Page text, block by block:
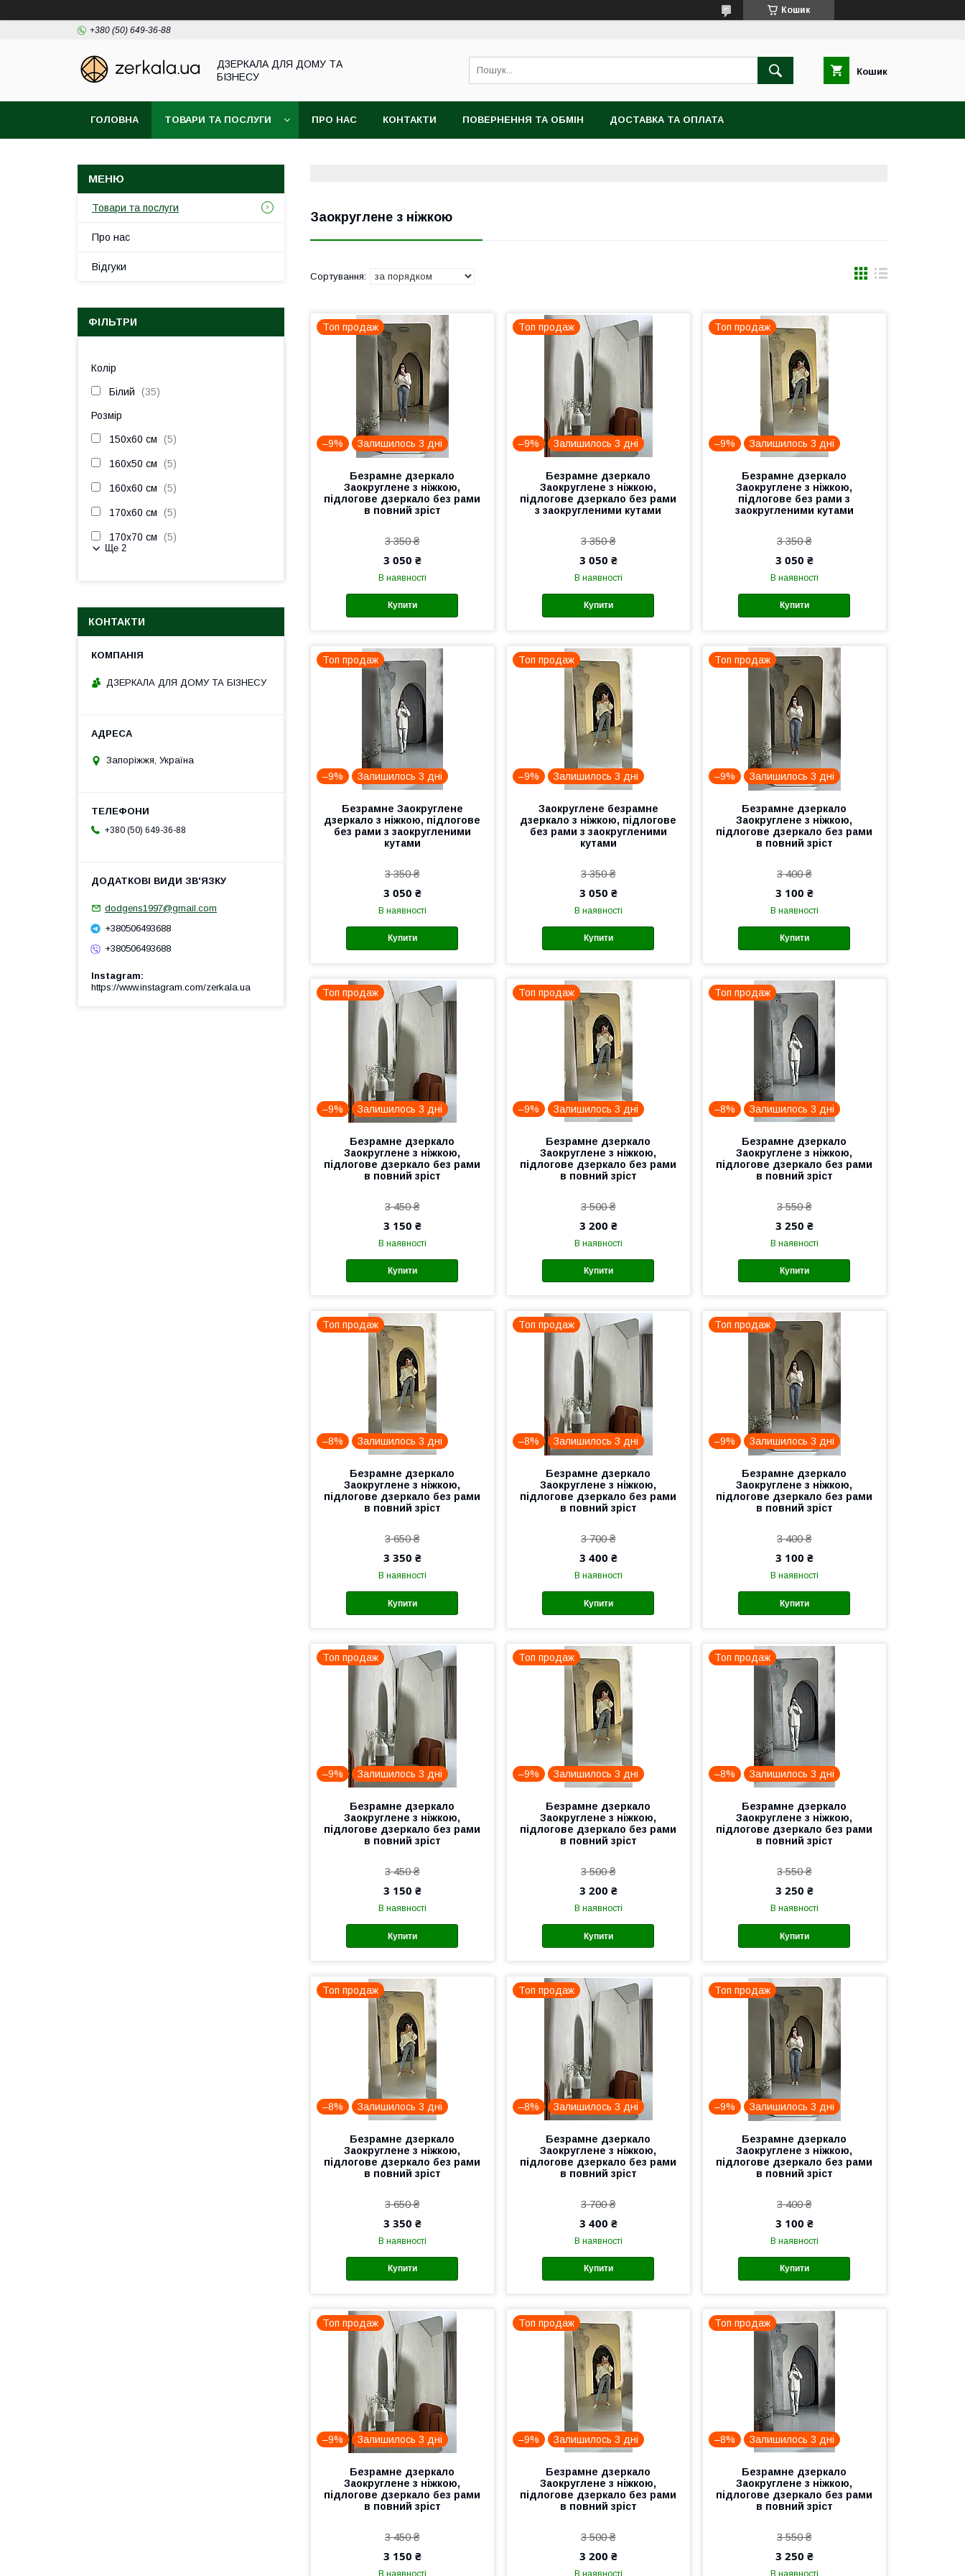
Кошик
+380 (50) 649-36-88
ДЗЕРКАЛА ДЛЯ ДОМУ ТА
БІЗНЕСУ
Кошик
ГОЛОВНА ТОВАРИ ТА ПОСЛУГИ ПРО НАС КОНТАКТИ ПОВЕРНЕННЯ ТА ОБМІН ДОСТАВКА ТА ОПЛАТА
Заокруглене з ніжкою
Топ продаж
–9% Залишилось 3 дні
Безрамне дзеркало
Заокруглене з ніжкою,
підлогове дзеркало без рами
в повний зріст
3 350 ₴
3 050 ₴
В наявності
Купити
Топ продаж
–9% Залишилось 3 дні
Безрамне дзеркало
Заокруглене з ніжкою,
підлогове дзеркало без рами
з заокругленими кутами
3 350 ₴
3 050 ₴
В наявності
Купити
Топ продаж
–9% Залишилось 3 дні
Безрамне дзеркало
Заокруглене з ніжкою,
підлогове без рами з
заокругленими кутами
3 350 ₴
3 050 ₴
В наявності
Купити
Топ продаж
–9% Залишилось 3 дні
Безрамне Заокруглене
дзеркало з ніжкою, підлогове
без рами з заокругленими
кутами
3 350 ₴
3 050 ₴
В наявності
Купити
Топ продаж
–9% Залишилось 3 дні
Заокруглене безрамне
дзеркало з ніжкою, підлогове
без рами з заокругленими
кутами
3 350 ₴
3 050 ₴
В наявності
Купити
Топ продаж
–9% Залишилось 3 дні
Безрамне дзеркало
Заокруглене з ніжкою,
підлогове дзеркало без рами
в повний зріст
3 400 ₴
3 100 ₴
В наявності
Купити
Топ продаж
–9% Залишилось 3 дні
Безрамне дзеркало
Заокруглене з ніжкою,
підлогове дзеркало без рами
в повний зріст
3 450 ₴
3 150 ₴
В наявності
Купити
Топ продаж
–9% Залишилось 3 дні
Безрамне дзеркало
Заокруглене з ніжкою,
підлогове дзеркало без рами
в повний зріст
3 500 ₴
3 200 ₴
В наявності
Купити
Топ продаж
–8% Залишилось 3 дні
Безрамне дзеркало
Заокруглене з ніжкою,
підлогове дзеркало без рами
в повний зріст
3 550 ₴
3 250 ₴
В наявності
Купити
Топ продаж
–8% Залишилось 3 дні
Безрамне дзеркало
Заокруглене з ніжкою,
підлогове дзеркало без рами
в повний зріст
3 650 ₴
3 350 ₴
В наявності
Купити
Топ продаж
–8% Залишилось 3 дні
Безрамне дзеркало
Заокруглене з ніжкою,
підлогове дзеркало без рами
в повний зріст
3 700 ₴
3 400 ₴
В наявності
Купити
Топ продаж
–9% Залишилось 3 дні
Безрамне дзеркало
Заокруглене з ніжкою,
підлогове дзеркало без рами
в повний зріст
3 400 ₴
3 100 ₴
В наявності
Купити
Топ продаж
–9% Залишилось 3 дні
Безрамне дзеркало
Заокруглене з ніжкою,
підлогове дзеркало без рами
в повний зріст
3 450 ₴
3 150 ₴
В наявності
Купити
Топ продаж
–9% Залишилось 3 дні
Безрамне дзеркало
Заокруглене з ніжкою,
підлогове дзеркало без рами
в повний зріст
3 500 ₴
3 200 ₴
В наявності
Купити
Топ продаж
–8% Залишилось 3 дні
Безрамне дзеркало
Заокруглене з ніжкою,
підлогове дзеркало без рами
в повний зріст
3 550 ₴
3 250 ₴
В наявності
Купити
Топ продаж
–8% Залишилось 3 дні
Безрамне дзеркало
Заокруглене з ніжкою,
підлогове дзеркало без рами
в повний зріст
3 650 ₴
3 350 ₴
В наявності
Купити
Топ продаж
–8% Залишилось 3 дні
Безрамне дзеркало
Заокруглене з ніжкою,
підлогове дзеркало без рами
в повний зріст
3 700 ₴
3 400 ₴
В наявності
Купити
Топ продаж
–9% Залишилось 3 дні
Безрамне дзеркало
Заокруглене з ніжкою,
підлогове дзеркало без рами
в повний зріст
3 400 ₴
3 100 ₴
В наявності
Купити
Топ продаж
–9% Залишилось 3 дні
Безрамне дзеркало
Заокруглене з ніжкою,
підлогове дзеркало без рами
в повний зріст
3 450 ₴
3 150 ₴
В наявності
Топ продаж
–9% Залишилось 3 дні
Безрамне дзеркало
Заокруглене з ніжкою,
підлогове дзеркало без рами
в повний зріст
3 500 ₴
3 200 ₴
В наявності
Топ продаж
–8% Залишилось 3 дні
Безрамне дзеркало
Заокруглене з ніжкою,
підлогове дзеркало без рами
в повний зріст
3 550 ₴
3 250 ₴
В наявності
Товари та послуги
Про нас
Відгуки
ФІЛЬТРИ
Колір
Білий 35
Розмір
150х60 см 5
160х50 см 5
160х60 см 5
170х60 см 5
170х70 см 5
Ще 2
КОНТАКТИ
ДЗЕРКАЛА ДЛЯ ДОМУ ТА БІЗНЕСУ
Запоріжжя, Україна
+380 (50) 649-36-88
dodgens1997@gmail.com
+380506493688
+380506493688
Instagram
https://www.instagram.com/zerkala.ua